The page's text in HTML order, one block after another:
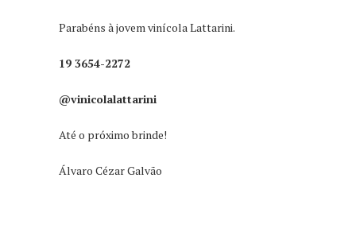
Parabéns à jovem vinícola Lattarini.
19 3654-2272
@vinicolalattarini
Até o próximo brinde!
Álvaro Cézar Galvão